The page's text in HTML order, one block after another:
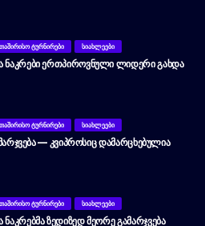
ᲢᲣᲠᲜᲘᲠᲔᲑᲘ ᲡᲘᲐᲮᲚᲔᲔᲑᲘ
ᲔᲠᲗᲞᲘᲠᲝᲕᲜᲣᲚᲘ ᲚᲘᲓᲔᲠᲘ ᲒᲐᲮᲓᲐ
ᲢᲣᲠᲜᲘᲠᲔᲑᲘ ᲡᲘᲐᲮᲚᲔᲔᲑᲘ
— ᲙᲕᲘᲞᲠᲝᲡᲘᲪ ᲓᲐᲛᲐᲠᲪᲮᲔᲑᲣᲚᲘᲐ
ᲢᲣᲠᲜᲘᲠᲔᲑᲘ ᲡᲘᲐᲮᲚᲔᲔᲑᲘ
ᲖᲔᲓᲘᲖᲔᲓ ᲛᲔᲝᲠᲔ ᲒᲐᲛᲐᲠᲯᲕᲔᲑᲐ